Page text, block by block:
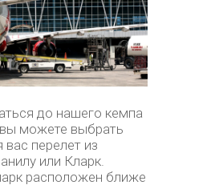
до нашего кемпа
можете выбрать
перелет из
или Кларк.
расположен ближе